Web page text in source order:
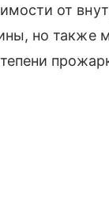
от
но также